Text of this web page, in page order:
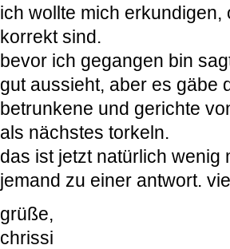
ich wollte mich
korrekt sind.
bevor ich gegangen bin
gut aussieht, aber es gäbe
betrunkene und gerichte
als nächstes torkeln.
das ist jetzt natürlich wenig
jemand zu einer antwort.
grüße,
chrissi